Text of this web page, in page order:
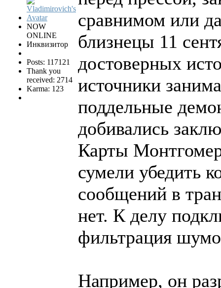
NOW
ONLINE
Инквизитор
Posts: 117121
Thank you
received: 2714
Karma: 123
сравнимом или
близнецы 11
достоверных
источники
поддельные
добивались
Карты
сумели убедить
сообщений в
нет. К делу
фильтрация
Например, он